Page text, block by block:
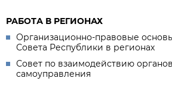
РАБОТА В РЕГИОНАХ
Организационно-правовые
Совета Республики в регионах
Совет по взаимодействию
самоуправления